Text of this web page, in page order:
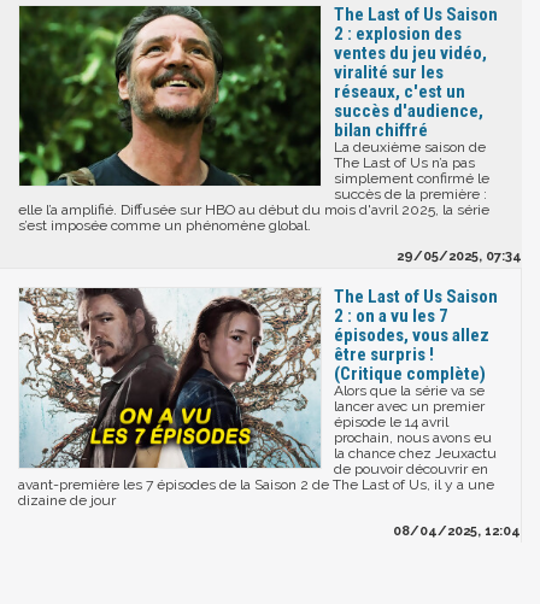
The Last of Us Saison
2 : explosion des
ventes du jeu vidéo,
viralité sur les
réseaux, c'est un
succès d'audience,
bilan chiffré
La deuxième saison de
The Last of Us n’a pas
simplement confirmé le
succès de la première :
elle l’a amplifié. Diffusée sur HBO au début du mois d'avril 2025, la série
s’est imposée comme un phénomène global.
29/05/2025, 07:34
The Last of Us Saison
2 : on a vu les 7
épisodes, vous allez
être surpris !
(Critique complète)
Alors que la série va se
lancer avec un premier
épisode le 14 avril
prochain, nous avons eu
la chance chez Jeuxactu
de pouvoir découvrir en
avant-première les 7 épisodes de la Saison 2 de The Last of Us, il y a une
dizaine de jour
08/04/2025, 12:04